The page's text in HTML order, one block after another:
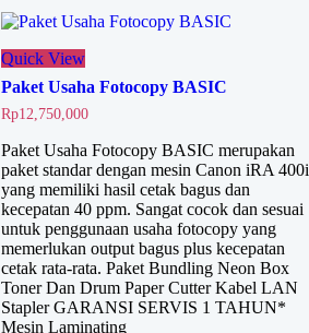
Quick View
Paket Usaha Fotocopy BASIC
Rp12,750,000
Paket Usaha Fotocopy BASIC merupakan
paket standar dengan mesin Canon iRA 400i
yang memiliki hasil cetak bagus dan
kecepatan 40 ppm. Sangat cocok dan sesuai
untuk penggunaan usaha fotocopy yang
memerlukan output bagus plus kecepatan
cetak rata-rata. Paket Bundling Neon Box
Toner Dan Drum Paper Cutter Kabel LAN
Stapler GARANSI SERVIS 1 TAHUN*
Mesin Laminating